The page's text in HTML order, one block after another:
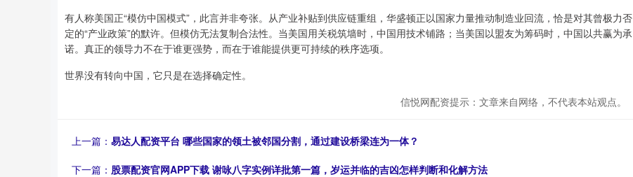
有人称美国正“模仿中国模式”，此言并非夸张。从产业补贴到供应链重组，华盛顿正以国家力量推动制造业回流，恰是对其曾极力否
定的“产业政策”的默许。但模仿无法复制合法性。当美国用关税筑墙时，中国用技术铺路；当美国以盟友为筹码时，中国以共赢为承
诺。真正的领导力不在于谁更强势，而在于谁能提供更可持续的秩序选项。
世界没有转向中国，它只是在选择确定性。
信悦网配资提示：文章来自网络，不代表本站观点。
上一篇： 易达人配资平台 哪些国家的领土被邻国分割，通过建设桥梁连为一体？
下一篇： 股票配资官网APP下载 谢咏八字实例详批第一篇，岁运并临的吉凶怎样判断和化解方法